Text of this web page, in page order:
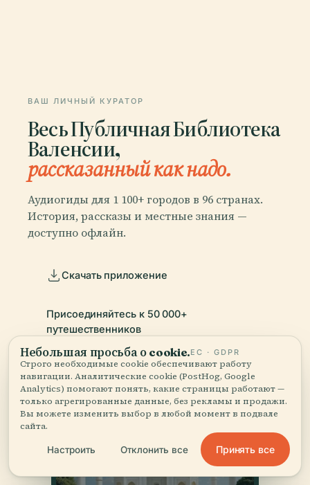
ВАШ ЛИЧНЫЙ КУРАТОР
Весь Публичная Библиотека
Валенсии,
рассказанный как надо.
Аудиогиды для 1 100+ городов в 96 странах.
История, рассказы и местные знания —
доступно офлайн.
Скачать приложение
Присоединяйтесь к 50 000+
путешественников
Небольшая просьба о cookie.ЕС · GDPR
Строго необходимые cookie обеспечивают работу
навигации. Аналитические cookie (PostHog, Google
Analytics) помогают понять, какие страницы работают —
только агрегированные данные, без рекламы и продажи.
Вы можете изменить выбор в любой момент в подвале
сайта.
Настроить Отклонить все Принять все